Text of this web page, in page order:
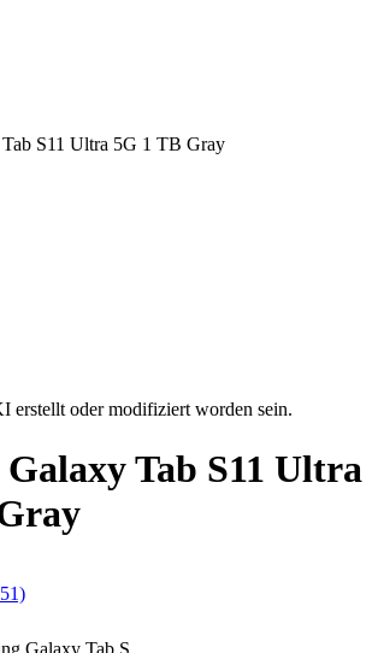
erstellt oder modifiziert worden sein.
Galaxy Tab S11 Ultra